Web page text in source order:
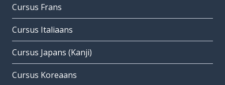
Cursus Frans
Cursus Italiaans
Cursus Japans (Kanji)
Cursus Koreaans